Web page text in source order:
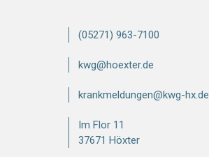
(05271) 963-7100
kwg@hoexter.de
krankmeldungen@kwg-hx.de
Im Flor 11
37671 Höxter